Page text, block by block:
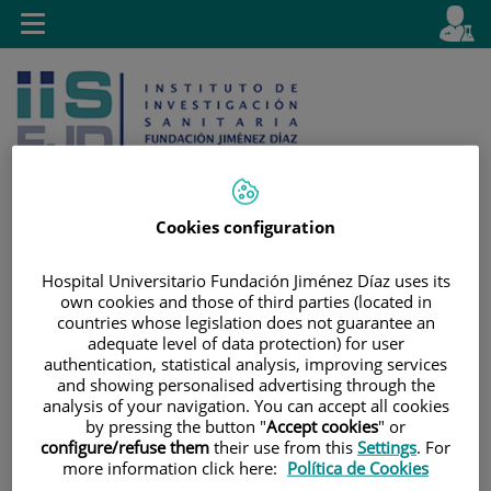
Jump to content
Language
Active
en
Search
Toggle
navigation
Cookies configuration
Hospital Universitario Fundación Jiménez Díaz uses its
own cookies and those of third parties (located in
countries whose legislation does not guarantee an
adequate level of data protection) for user
authentication, statistical analysis, improving services
and showing personalised advertising through the
analysis of your navigation. You can accept all cookies
by pressing the button "Accept cookies" or
configure/refuse them their use from this Settings. For
more information click here: Política de Cookies